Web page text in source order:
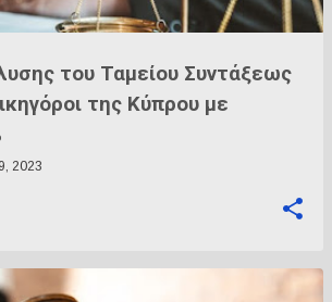
του Ταμείου Συντάξεως
της Κύπρου με
2023